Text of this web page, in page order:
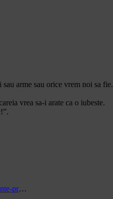
arme sau orice vrem noi sa fie.
vrea sa-i arate ca o iubeste.
pr…